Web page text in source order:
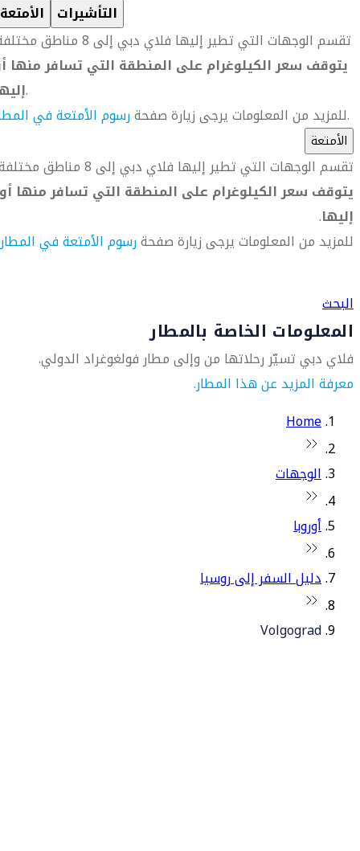
الأمتعة التأشيرات
تقسم الوجهات التي تطير إليها فلاي دبي إلى 8 مناطق مختلفة.
يتوقف سعر الكيلوغرام على المنطقة التي تسافر منها
.
للمزيد من المعلومات يرجى زيارة صفحةرسوم الأمتعة في .
الأمتعة
تقسم الوجهات التي تطير إليها فلاي دبي إلى 8 مناطق مختلفة.
يتوقف سعر الكيلوغرام على المنطقة التي تسافر منها أو
إليها.
للمزيد من المعلومات يرجى زيارة صفحةرسوم الأمتعة في المطار
البحث
المعلومات الخاصة بالمطار
فلاي دبي تسيّر رحلاتها من وإلى مطار فولغوغراد الدولي.
معرفة المزيد عن هذا المطار.
Home
الوجهات
أوروبا
دليل السفر إلى روسيا
Volgograd